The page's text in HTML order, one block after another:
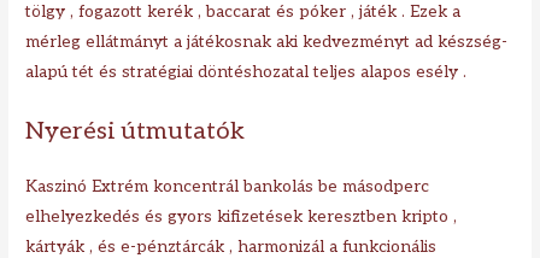
tölgy , fogazott kerék , baccarat és póker , játék . Ezek a
mérleg ellátmányt a játékosnak aki kedvezményt ad készség-
alapú tét és stratégiai döntéshozatal teljes alapos esély .
Nyerési útmutatók
Kaszinó Extrém koncentrál bankolás be másodperc
elhelyezkedés és gyors kifizetések keresztben kripto ,
kártyák , és e-pénztárcák , harmonizál a funkcionális